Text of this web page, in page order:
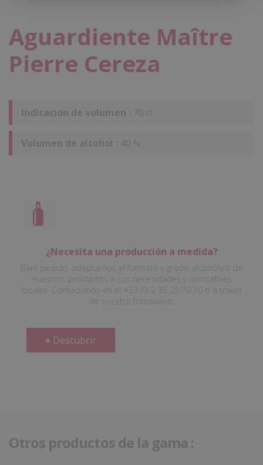
Aguardiente Maître
Pierre Cereza
Indicación de volumen : 70 cl
Volumen de alcohol : 40 %
¿Necesita una producción a medida?
Bajo pedido, adaptamos el formato y grado alcohólico de
nuestros productos a sus necesidades y normativas
locales. Contáctenos en el +33 (0) 2 35 25 70 70 o a través
de nuestro formulario.
Descubrir
Otros productos de la gama :